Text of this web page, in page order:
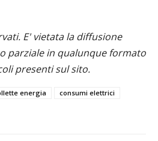
E' vietata la diffusione
parziale in qualunque formato
presenti sul sito.
energia
consumi elettrici